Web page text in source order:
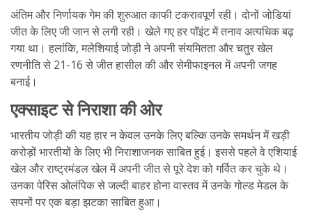
अंतिम और निर्णायक गेम की शुरुआत काफी टकरावपूर्ण रही। दोनों जोडियां
जीत के लिए जी जान से लगी रही। खेले गए हर पॉइंट में तनाव अत्यधिक बढ़
गया था। हलांकि, मलेशियाई जोड़ी ने अपनी संयमितता और चतुर खेल
रणनीति से 21-16 से जीत हासील की और सेमीफाइनल में अपनी जगह
बनाई।
एक्साइट से निराशा की ओर
भारतीय जोड़ी की यह हार न केवल उनके लिए बल्कि उनके समर्थन में खड़ी
करोड़ों भारतीयों के लिए भी निराशाजनक साबित हुई। इससे पहले वे एशियाई
खेल और राष्ट्रमंडल खेल में अपनी जीत से पूरे देश को गर्वित कर चुके थे।
उनका पेरिस ओलंपिक से जल्दी बाहर होना वास्तव में उनके गोल्ड मेडल के
सपनों पर एक बड़ा झटका साबित हुआ।